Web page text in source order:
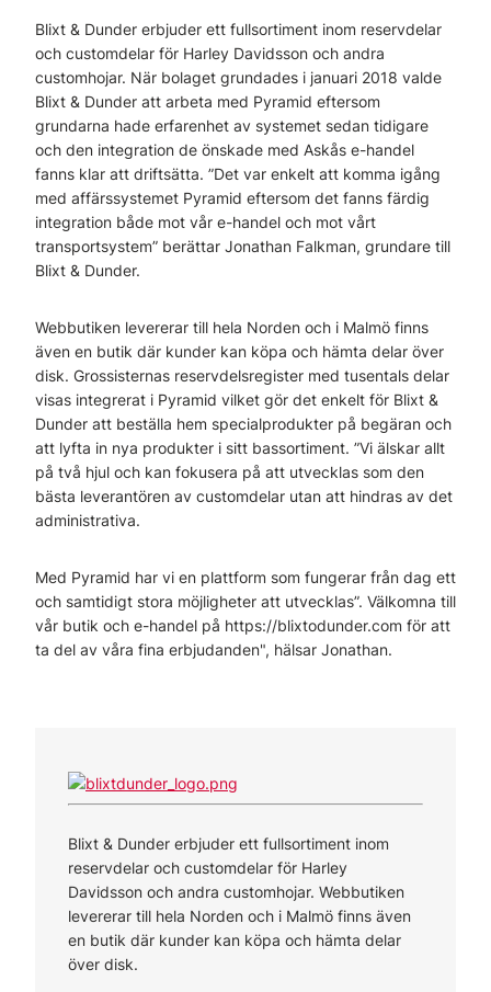
Blixt & Dunder erbjuder ett fullsortiment inom reservdelar
och customdelar för Harley Davidsson och andra
customhojar. När bolaget grundades i januari 2018 valde
Blixt & Dunder att arbeta med Pyramid eftersom
grundarna hade erfarenhet av systemet sedan tidigare
och den integration de önskade med Askås e-handel
fanns klar att driftsätta. ”Det var enkelt att komma igång
med affärssystemet Pyramid eftersom det fanns färdig
integration både mot vår e-handel och mot vårt
transportsystem” berättar Jonathan Falkman, grundare till
Blixt & Dunder.
Webbutiken levererar till hela Norden och i Malmö finns
även en butik där kunder kan köpa och hämta delar över
disk. Grossisternas reservdelsregister med tusentals delar
visas integrerat i Pyramid vilket gör det enkelt för Blixt &
Dunder att beställa hem specialprodukter på begäran och
att lyfta in nya produkter i sitt bassortiment. ”Vi älskar allt
på två hjul och kan fokusera på att utvecklas som den
bästa leverantören av customdelar utan att hindras av det
administrativa.
Med Pyramid har vi en plattform som fungerar från dag ett
och samtidigt stora möjligheter att utvecklas”. Välkomna till
vår butik och e-handel på https://blixtodunder.com för att
ta del av våra fina erbjudanden", hälsar Jonathan.
Blixt & Dunder erbjuder ett fullsortiment inom
reservdelar och customdelar för Harley
Davidsson och andra customhojar. Webbutiken
levererar till hela Norden och i Malmö finns även
en butik där kunder kan köpa och hämta delar
över disk.